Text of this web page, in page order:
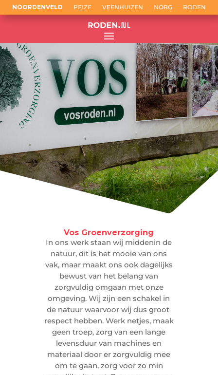
NOORDENVELD PEIZE VEENHUIZEN NORG RODEN
Vos Groenverzorging
In ons werk staan wij middenin de
natuur, dit is het mooie van ons
vak, maar maakt ons ook dagelijks
bewust van het belang van
zorgvuldig omgaan met onze
omgeving. Wij zijn een schakel in
de natuur waarvoor wij dus groot
respect hebben. Werk netjes, maak
geen troep, zorg van een lange
levensduur van machines en
materiaal door er zorgvuldig mee
om te gaan, zorg voor zo min